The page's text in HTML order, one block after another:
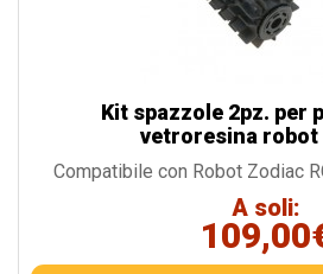
Kit spazzole 2pz. per
vetroresina robot
Compatibile con Robot Zodiac
A soli: